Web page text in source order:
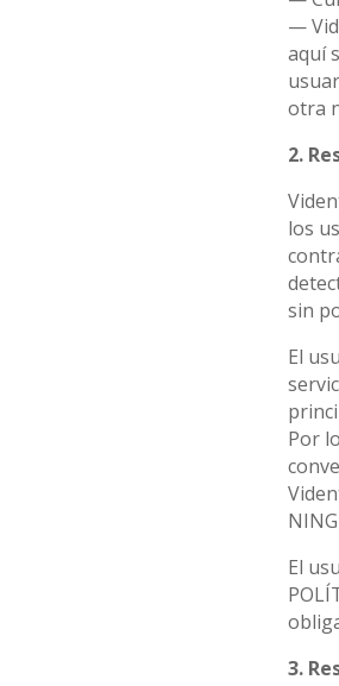
—
aquí
otra
2.
los
sin
El
Por
El
3.